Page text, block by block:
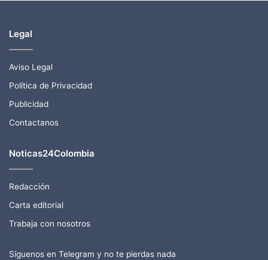
Legal
Aviso Legal
Política de Privacidad
Publicidad
Contactanos
Noticas24Colombia
Redacción
Carta editorial
Trabaja con nosotros
Síguenos en Telegram y no te pierdas nada